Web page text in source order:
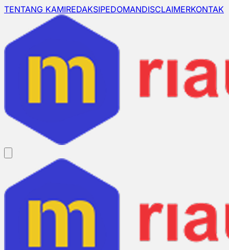
TENTANG KAMIREDAKSIPEDOMANDISCLAIMERKONTAK